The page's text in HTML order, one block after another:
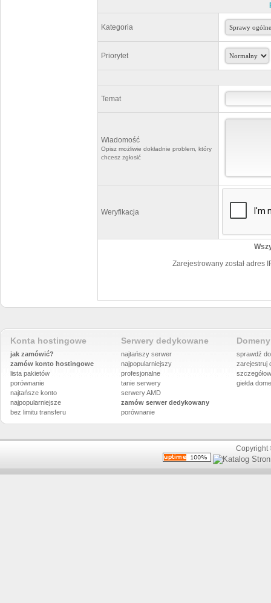
Kategoria
Priorytet
Temat
Wiadomość
Opisz możliwie dokładnie problem, który
chcesz zgłosić
Weryfikacja
Zarejestrowany został adres
Konta hostingowe
jak zamówić?
zamów konto hostingowe
lista pakietów
porównanie
najtańsze konto
najpopularniejsze
bez limitu transferu
Serwery dedykowane
najtańszy serwer
najpopularniejszy
profesjonalne
tanie serwery
serwery AMD
zamów serwer dedykowany
porównanie
sprawdź
zarejestruj
giełda
Copyright